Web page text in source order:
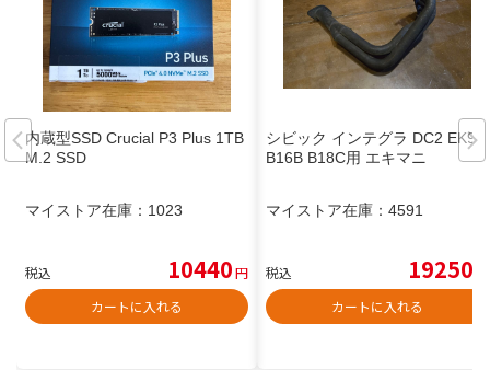
内蔵型SSD Crucial P3 Plus 1TB
M.2 SSD
マイストア在庫： 1023
税込 10440円
カートに入れる
シビック インテグラ DC2 EK9
B16B B18C用 エキマニ
マイストア在庫： 4591
税込 19250
カートに入れる